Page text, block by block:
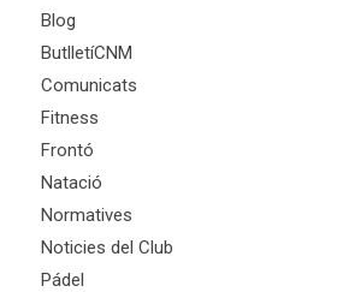
Blog
ButlletíCNM
Comunicats
Fitness
Frontó
Natació
Normatives
Noticies del Club
Pádel